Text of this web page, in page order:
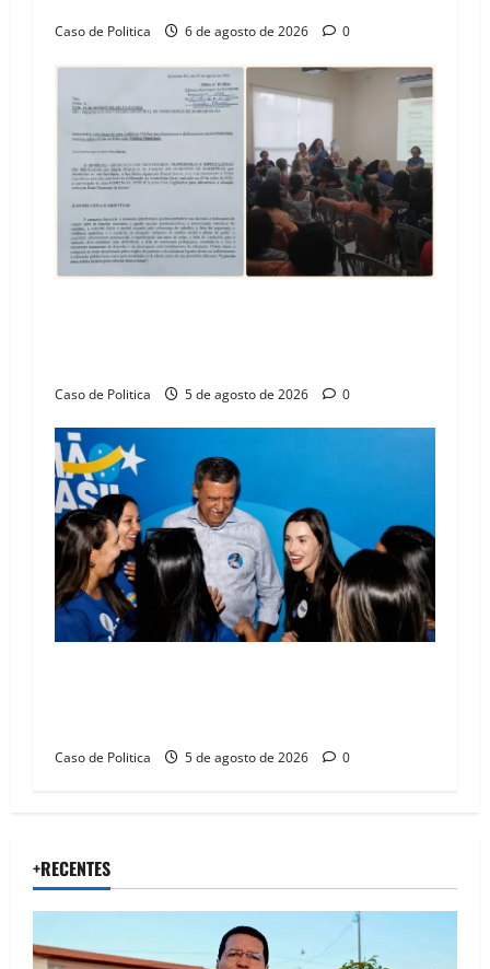
Caso de Politica 6 de agosto de 2026 0
Caso de Politica 5 de agosto de 2026 0
Caso de Politica 5 de agosto de 2026 0
+RECENTES